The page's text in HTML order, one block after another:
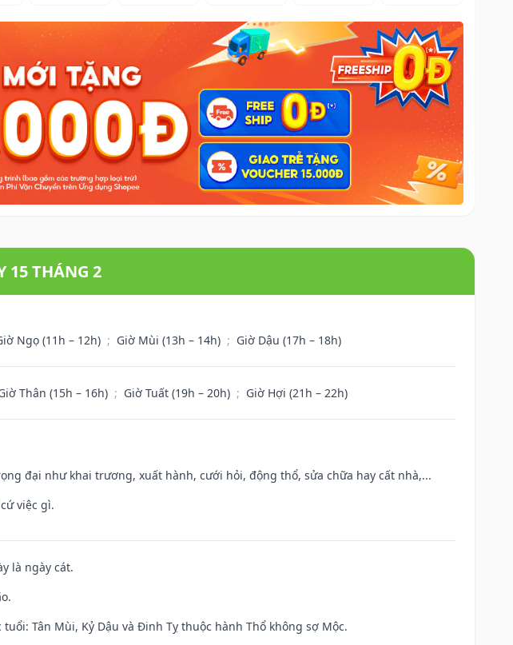
15 THÁNG 2
Ngọ (11h – 12h) ; Giờ Mùi (13h – 14h) ; Giờ Dậu (17h – 18h)
Thân (15h – 16h) ; Giờ Tuất (19h – 20h) ; Giờ Hợi (21h – 22h)
đại như khai trương, xuất hành, cưới hỏi, động thổ, sửa chữa hay cất nhà,...
việc gì.
là ngày cát.
Tân Mùi, Kỷ Dậu và Đinh Tỵ thuộc hành Thổ không sợ Mộc.